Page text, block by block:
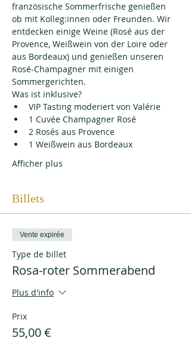
französische Sommerfrische genießen
ob mit Kolleg:innen oder Freunden. Wir
entdecken einige Weine (Rosé aus der
Provence, Weißwein von der Loire oder
aus Bordeaux) und genießen unseren
Rosé-Champagner mit einigen
Sommergerichten.
Was ist inklusive?
VIP Tasting moderiert von Valérie
1 Cuvée Champagner Rosé
2 Rosés aus Provence
1 Weißwein aus Bordeaux
Afficher plus
Billets
Vente expirée
Type de billet
Rosa-roter Sommerabend
Plus d'info
Prix
55,00 €